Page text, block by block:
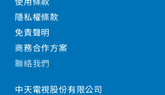
使用條款
隱私權條款
免責聲明
商務合作方案
聯絡我們
中天電視股份有限公司